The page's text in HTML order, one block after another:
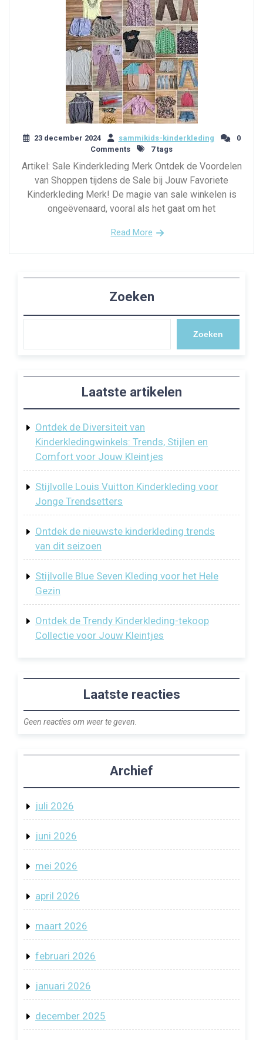
23 december 2024 sammikids-kinderkleding
0
Comments
7 tags
Artikel: Sale Kinderkleding Merk Ontdek de Voordelen
van Shoppen tijdens de Sale bij Jouw Favoriete
Kinderkleding Merk! De magie van sale winkelen is
ongeëvenaard, vooral als het gaat om het
Read More
Zoeken
Zoeken
Laatste artikelen
Ontdek de Diversiteit van
Kinderkledingwinkels: Trends, Stijlen en
Comfort voor Jouw Kleintjes
Stijlvolle Louis Vuitton Kinderkleding voor
Jonge Trendsetters
Ontdek de nieuwste kinderkleding trends
van dit seizoen
Stijlvolle Blue Seven Kleding voor het Hele
Gezin
Ontdek de Trendy Kinderkleding-tekoop
Collectie voor Jouw Kleintjes
Laatste reacties
Geen reacties om weer te geven.
Archief
juli 2026
juni 2026
mei 2026
april 2026
maart 2026
februari 2026
januari 2026
december 2025